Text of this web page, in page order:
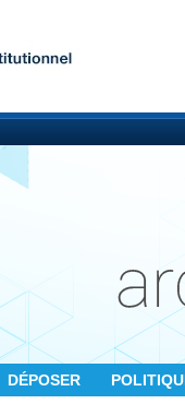
DÉPOSER